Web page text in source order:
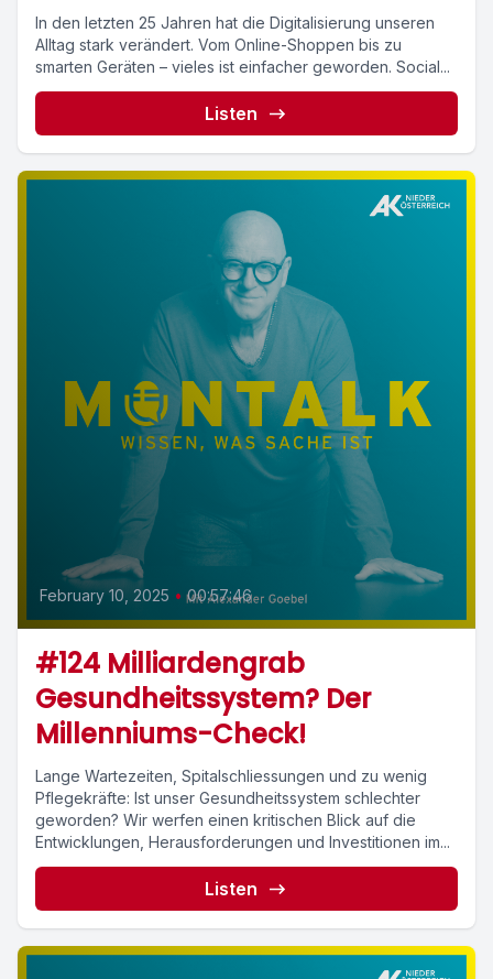
In den letzten 25 Jahren hat die Digitalisierung unseren
Alltag stark verändert. Vom Online-Shoppen bis zu
smarten Geräten – vieles ist einfacher geworden. Social...
Listen
February 10, 2025 • 00:57:46
#124 Milliardengrab
Gesundheitssystem? Der
Millenniums-Check!
Lange Wartezeiten, Spitalschliessungen und zu wenig
Pflegekräfte: Ist unser Gesundheitssystem schlechter
geworden? Wir werfen einen kritischen Blick auf die
Entwicklungen, Herausforderungen und Investitionen im...
Listen